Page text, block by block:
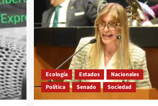
Ecología Estados
Nacionales
Política
Senado Sociedad